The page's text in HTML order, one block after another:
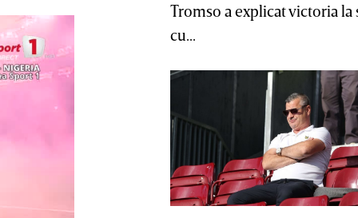
Tromso a explicat victoria la
cu...